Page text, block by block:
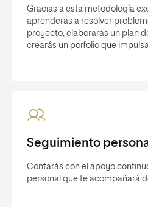
Gracias a esta metodología
aprenderás a resolver
proyecto, elaborarás un plan
crearás un porfolio que
Seguimiento
Contarás con el apoyo
personal que te acompañará